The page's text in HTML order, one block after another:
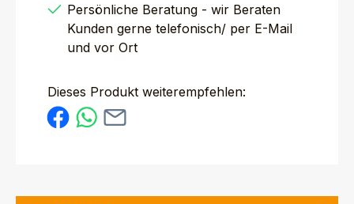
Persönliche Beratung - wir Beraten
Kunden gerne telefonisch/ per E-Mail
und vor Ort
Dieses Produkt weiterempfehlen: